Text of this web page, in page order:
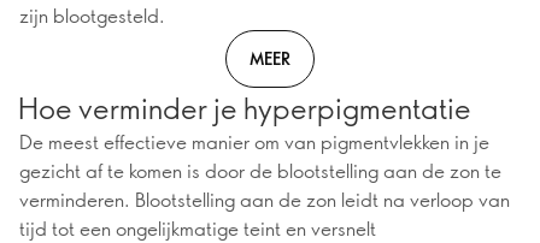
zijn blootgesteld.
MEER
Hoe verminder je hyperpigmentatie
De meest effectieve manier om van pigmentvlekken in je
gezicht af te komen is door de blootstelling aan de zon te
verminderen. Blootstelling aan de zon leidt na verloop van
tijd tot een ongelijkmatige teint en versnelt